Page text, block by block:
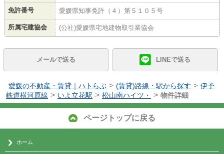
免許番号 愛媛県知事免許（４）第５１０５号
所属宅建協会 (公社)愛媛県宅地建物取引業協会
メールで送る LINEで送る
愛媛の不動産・賃貸｜ハトらぶ > (賃貸)路線・駅から探す > 伊予
鉄道横河原線 > いよ立花駅 > 松山南ハイツ・ > 物件詳細
ページトップに戻る
ホーム